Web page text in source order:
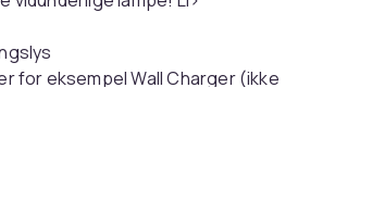
for eksempel Wall Charger (ikke